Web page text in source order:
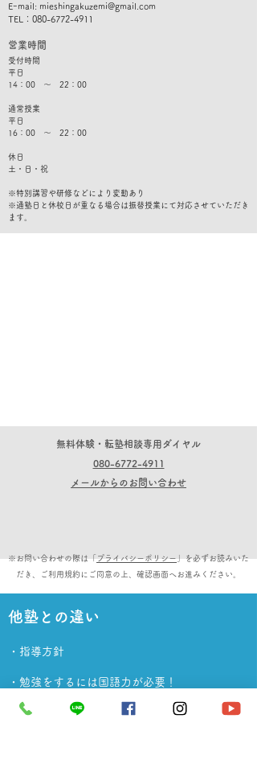
​営業時間
Eｰmail: mieshingakuzemi@gmail.com
TEL：080-6772-4911
受付時間
平日
14：00 ～ 22：00
通常授業
平日
16：00 ～ 22：00
休日
​土・日・祝
※特別講習や研修などにより変動あり
​※通塾日と休校日が重なる場合は振替授業にて対応させていただき
ます。
​無料体験・転塾相談専用ダイヤル
080-6772-4911
メールからのお問い合わせ
※お問い合わせの際は「プライバシーポリシー」を必ずお読みいた
だき、ご利用規約にご同意の上、確認画面へお進みください。
他塾との違い
​・指導方針
​・勉強をするには国語力が必要！
​・授業をまじめに聞いているのにテストの点が